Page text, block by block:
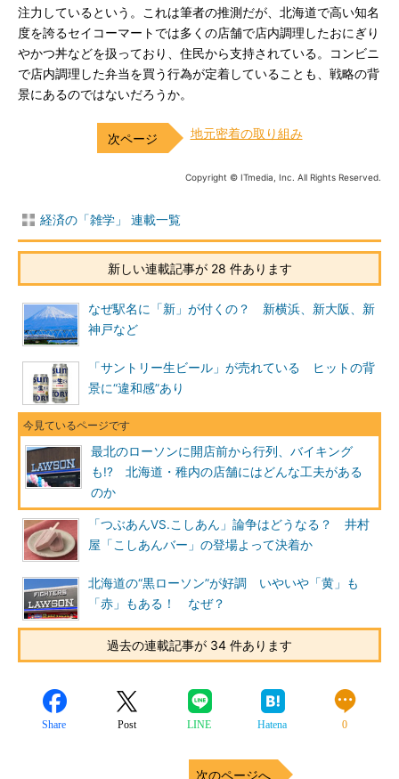
注力しているという。これは筆者の推測だが、北海道で高い知名
度を誇るセイコーマートでは多くの店舗で店内調理したおにぎり
やかつ丼などを扱っており、住民から支持されている。コンビニ
で店内調理した弁当を買う行為が定着していることも、戦略の背
景にあるのではないだろうか。
地元密着の取り組み
Copyright © ITmedia, Inc. All Rights Reserved.
経済の「雑学」 連載一覧
新しい連載記事が 28 件あります
なぜ駅名に「新」が付くの？ 新横浜、新大阪、新
神戸など
「サントリー生ビール」が売れている ヒットの背
景に“違和感”あり
最北のローソンに開店前から行列、バイキング
も!? 北海道・稚内の店舗にはどんな工夫がある
のか
「つぶあんVS.こしあん」論争はどうなる？ 井村
屋「こしあんバー」の登場よって決着か
北海道の“黒ローソン”が好調 いやいや「黄」も
「赤」もある！ なぜ？
過去の連載記事が 34 件あります
Share Post LINE Hatena 0
次のページへ